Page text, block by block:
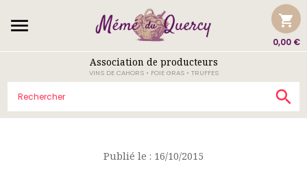
 shopping_cart
0,00 €
Association de producteurs
VINS DE CAHORS • FOIE GRAS • TRUFFES

Publié le : 16/10/2015